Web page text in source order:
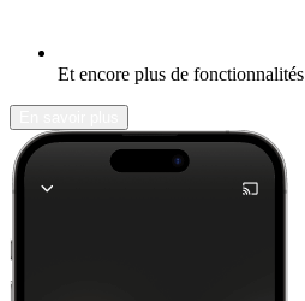
Et encore plus de fonctionnalités